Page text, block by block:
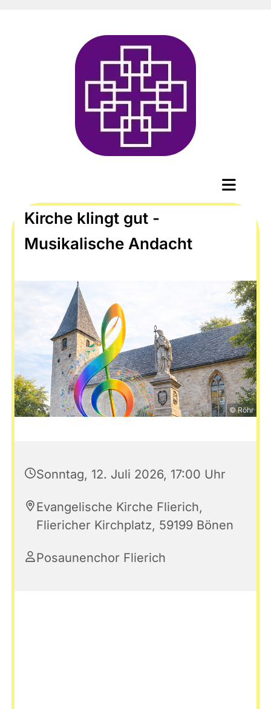
Kirche klingt gut -
Musikalische Andacht
© Röhr
Sonntag, 12. Juli 2026, 17:00 Uhr
Evangelische Kirche Flierich,
Fliericher Kirchplatz, 59199 Bönen
Posaunenchor Flierich